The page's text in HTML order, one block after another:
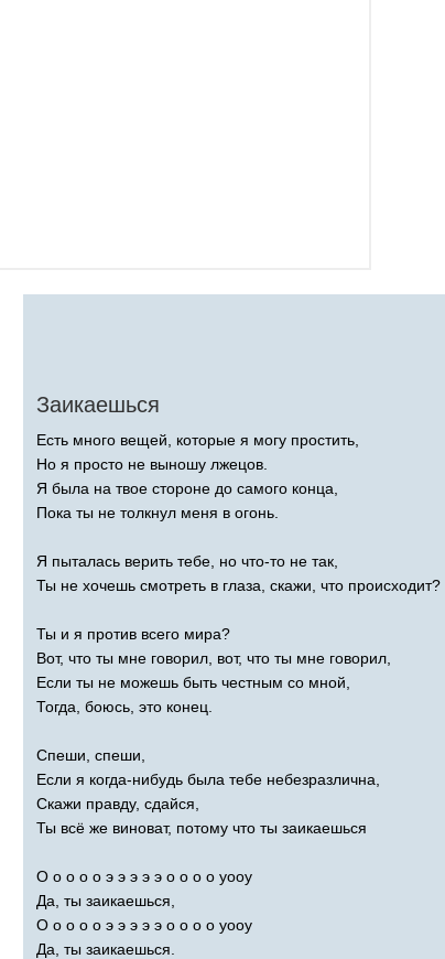
Заикаешься
Есть много вещей, которые я могу простить,
Но я просто не выношу лжецов.
Я была на твое стороне до самого конца,
Пока ты не толкнул меня в огонь.
Я пыталась верить тебе, но что-то не так,
Ты не хочешь смотреть в глаза, скажи, что происходит?
Ты и я против всего мира?
Вот, что ты мне говорил, вот, что ты мне говорил,
Если ты не можешь быть честным со мной,
Тогда, боюсь, это конец.
Спеши, спеши,
Если я когда-нибудь была тебе небезразлична,
Скажи правду, сдайся,
Ты всё же виноват, потому что ты заикаешься
О о о о о э э э э э о о о о уооу
Да, ты заикаешься,
О о о о о э э э э э о о о о уооу
Да, ты заикаешься.